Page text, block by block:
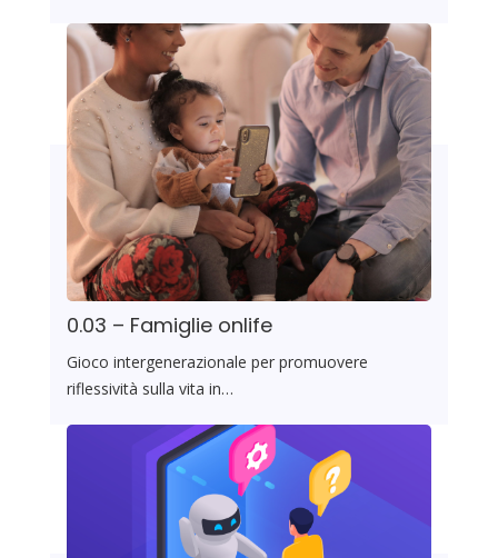
0.03 – Famiglie onlife
Gioco intergenerazionale per promuovere
riflessività sulla vita in…